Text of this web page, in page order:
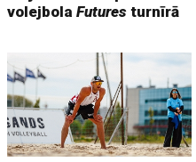
volejbolaFutures turnīrā